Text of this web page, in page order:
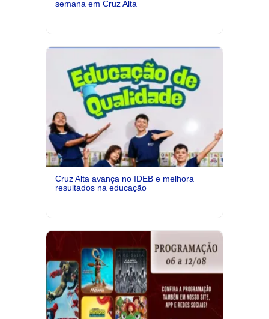
semana em Cruz Alta
Cruz Alta avança no IDEB e melhora
resultados na educação